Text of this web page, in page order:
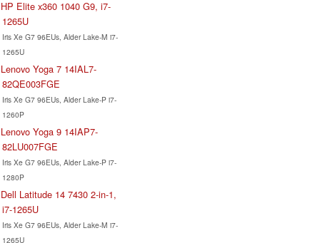
HP Elite x360 1040 G9, i7-
1265U
Iris Xe G7 96EUs, Alder Lake-M i7-
1265U
Lenovo Yoga 7 14IAL7-
82QE003FGE
Iris Xe G7 96EUs, Alder Lake-P i7-
1260P
Lenovo Yoga 9 14IAP7-
82LU007FGE
Iris Xe G7 96EUs, Alder Lake-P i7-
1280P
Dell Latitude 14 7430 2-in-1,
i7-1265U
Iris Xe G7 96EUs, Alder Lake-M i7-
1265U